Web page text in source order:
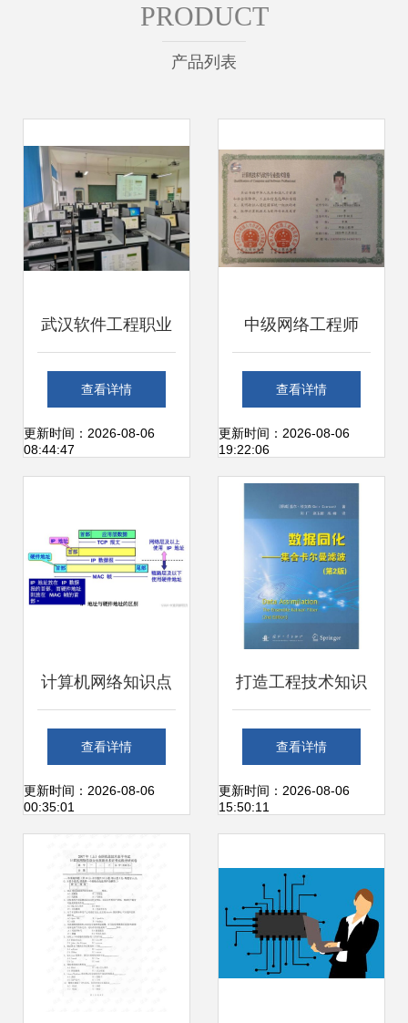
PRODUCT
产品列表
武汉软件工程职业
学院电子信息工程
技术专业 计算机网
前景与实践
查看详情
更新时间：2026-08-06
08:44:47
中级网络工程师
（计算机软考）报
名启动 既是职称，
更是硬核技能
查看详情
更新时间：2026-08-06
19:22:06
计算机网络知识点
总结之网络层
（一）
查看详情
更新时间：2026-08-06
00:35:01
打造工程技术知识
宝库 从孔夫子到计
算机书城的探寻到
查看详情
更新时间：2026-08-06
15:50:11